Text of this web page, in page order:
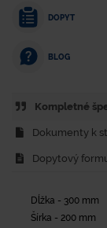
DOPYT
BLOG
Kompletné
Dokumenty k
Dopytový
Dĺžka - 300 mm
Šírka - 200 mm